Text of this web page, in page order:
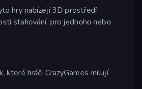
hry nabízejí 3D prostředí
stahování, pro jednoho nebo
které hráči CrazyGames milují